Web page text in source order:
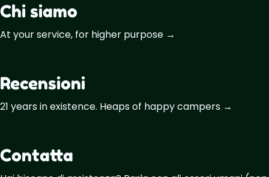
Chi siamo
At your service, for higher purpose →
Recensioni
21 years in existence. Heaps of happy campers →
Contatta